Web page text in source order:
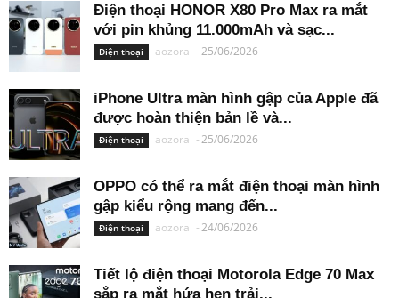
Điện thoại HONOR X80 Pro Max ra mắt
với pin khủng 11.000mAh và sạc...
Điện thoại aozora -25/06/2026
iPhone Ultra màn hình gập của Apple đã
được hoàn thiện bản lề và...
Điện thoại aozora -25/06/2026
OPPO có thể ra mắt điện thoại màn hình
gập kiểu rộng mang đến...
Điện thoại aozora -24/06/2026
Tiết lộ điện thoại Motorola Edge 70 Max
sắp ra mắt hứa hẹn trải...